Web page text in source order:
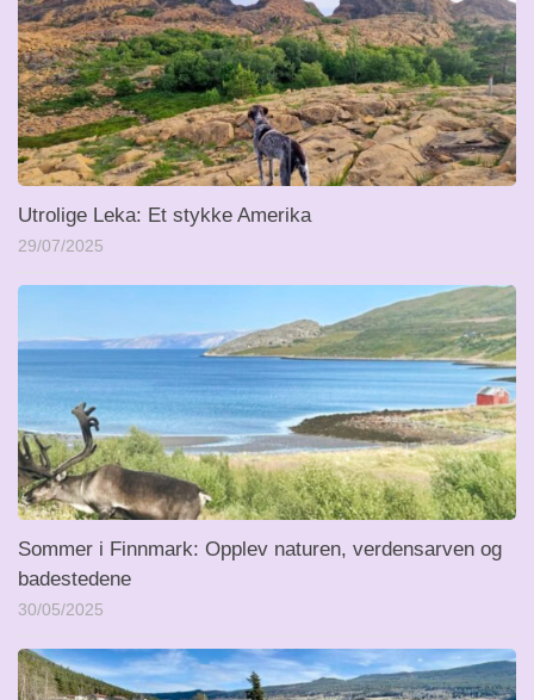
Utrolige Leka: Et stykke Amerika
29/07/2025
Sommer i Finnmark: Opplev naturen, verdensarven og
badestedene
30/05/2025